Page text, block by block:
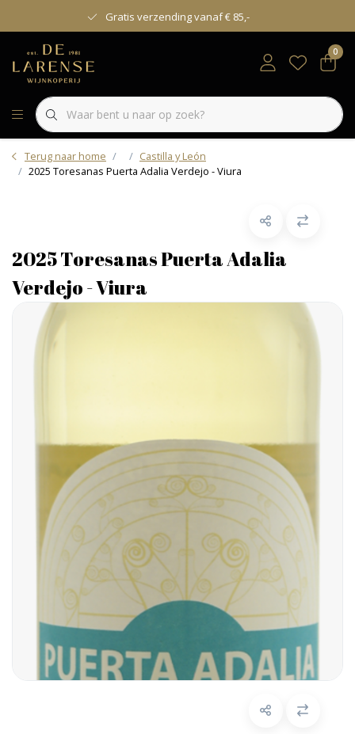
Gratis verzending vanaf € 85,-
0
Terug naar home
Castilla y León
2025 Toresanas Puerta Adalia Verdejo - Viura
2025 Toresanas Puerta Adalia
Verdejo - Viura